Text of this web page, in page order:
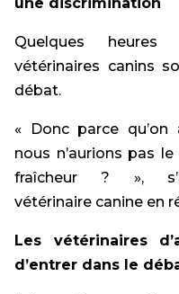
Quelques
vétérinaires canins
débat.
« Donc parce
nous n’aurions pas
fraîcheur ? »,
vétérinaire canine en
Les vétérinaires
d’entrer dans le